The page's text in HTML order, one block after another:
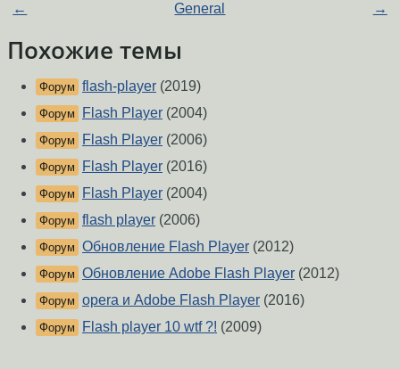
← General →
Похожие темы
Форум flash-player (2019)
Форум Flash Player (2004)
Форум Flash Player (2006)
Форум Flash Player (2016)
Форум Flash Player (2004)
Форум flash player (2006)
Форум Обновление Flash Player (2012)
Форум Обновление Adobe Flash Player (2012)
Форум opera и Adobe Flash Player (2016)
Форум Flash player 10 wtf ?! (2009)